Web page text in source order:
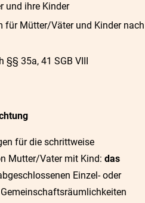
und ihre Kinder
für Mütter/Väter und Kinder nach
§§ 35a, 41 SGB VIII
für die schrittweise
Mutter/Vater mit Kind: das
Einzel- oder